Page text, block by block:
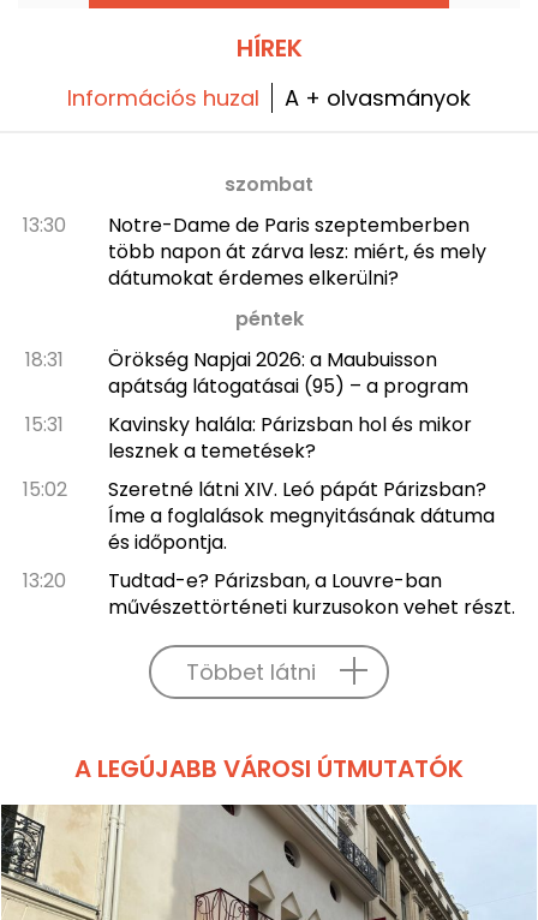
HÍREK
Információs huzal A + olvasmányok
szombat
13:30
Notre-Dame de Paris szeptemberben
több napon át zárva lesz: miért, és mely
dátumokat érdemes elkerülni?
péntek
18:31
Örökség Napjai 2026: a Maubuisson
apátság látogatásai (95) – a program
15:31
Kavinsky halála: Párizsban hol és mikor
lesznek a temetések?
15:02
Szeretné látni XIV. Leó pápát Párizsban?
Íme a foglalások megnyitásának dátuma
és időpontja.
13:20
Tudtad-e? Párizsban, a Louvre-ban
művészettörténeti kurzusokon vehet részt.
Többet látni
A LEGÚJABB VÁROSI ÚTMUTATÓK